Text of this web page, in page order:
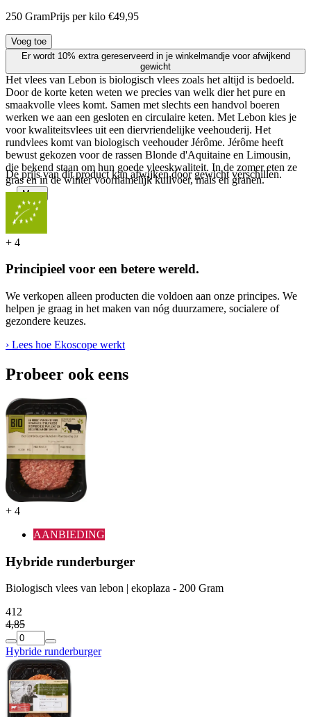
250 GramPrijs per kilo €49,95
Voeg toe
Er wordt 10% extra gereserveerd in je winkelmandje voor afwijkend
gewicht
Het vlees van Lebon is biologisch vlees zoals het altijd is bedoeld.
Door de korte keten weten we precies van welk dier het pure en
smaakvolle vlees komt. Samen met slechts een handvol boeren
werken we aan een gesloten en circulaire keten. Met Lebon kies je
voor kwaliteitsvlees uit een diervriendelijke veehouderij. Het
rundvlees komt van biologisch veehouder Jérôme. Jérôme heeft
bewust gekozen voor de rassen Blonde d'Aquitaine en Limousin,
die bekend staan om hun goede vleeskwaliteit. In de zomer eten ze
gras en in de winter voornamelijk kuilvoer, maïs en granen.
... Meer
De prijs van dit product kan afwijken door gewicht verschillen.
+ 4
Principieel voor een betere wereld.
We verkopen alleen producten die voldoen aan onze principes. We
helpen je graag in het maken van nóg duurzamere, socialere of
gezondere keuzes.
› Lees hoe Ekoscope werkt
Probeer ook eens
+ 4
AANBIEDING
Hybride runderburger
Biologisch vlees van lebon | ekoplaza - 200 Gram
412
4,85
Hybride runderburger